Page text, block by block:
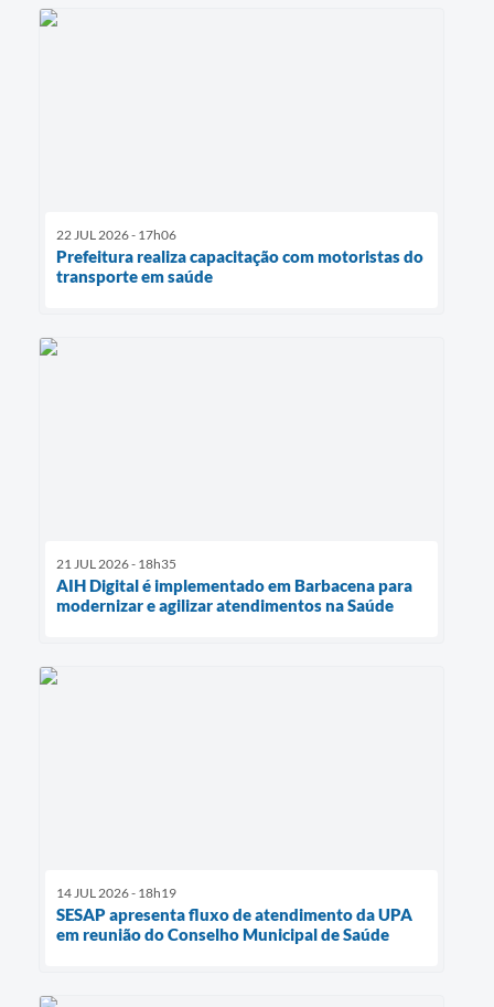
22 JUL 2026 - 17h06
Prefeitura realiza capacitação com motoristas do
transporte em saúde
21 JUL 2026 - 18h35
AIH Digital é implementado em Barbacena para
modernizar e agilizar atendimentos na Saúde
14 JUL 2026 - 18h19
SESAP apresenta fluxo de atendimento da UPA
em reunião do Conselho Municipal de Saúde